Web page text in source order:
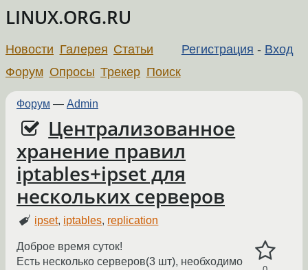
LINUX.ORG.RU
Регистрация - Вход
Новости Галерея Статьи
Форум Опросы Трекер Поиск
Форум — Admin
Централизованное
хранение правил
iptables+ipset для
нескольких серверов
ipset, iptables, replication
Доброе время суток!
Есть несколько серверов(3 шт), необходимо